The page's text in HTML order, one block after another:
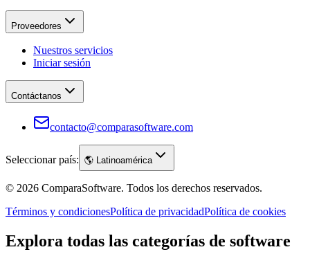
Proveedores
Nuestros servicios
Iniciar sesión
Contáctanos
contacto@comparasoftware.com
Seleccionar país: 🌎 Latinoamérica
© 2026 ComparaSoftware. Todos los derechos reservados.
Términos y condicionesPolítica de privacidadPolítica de cookies
Explora todas las categorías de software